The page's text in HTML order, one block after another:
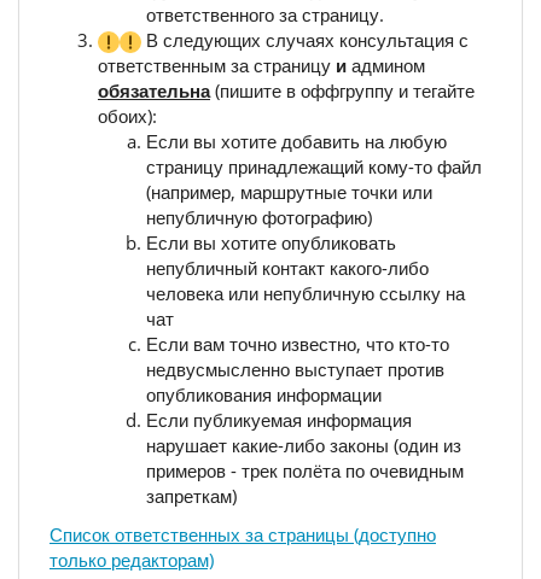
ответственного за страницу.
В следующих случаях консультация с
ответственным за страницу и админом
обязательна(пишите в оффгруппу и тегайте
обоих):
Если вы хотите добавить на любую
страницу принадлежащий кому-то файл
(например, маршрутные точки или
непубличную фотографию)
Если вы хотите опубликовать
непубличный контакт какого-либо
человека или непубличную ссылку на
чат
Если вам точно известно, что кто-то
недвусмысленно выступает против
опубликования информации
Если публикуемая информация
нарушает какие-либо законы (один из
примеров - трек полёта по очевидным
запреткам)
Список ответственных за страницы (доступно
только редакторам)